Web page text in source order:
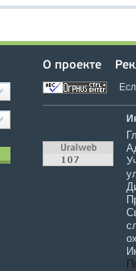
О проекте